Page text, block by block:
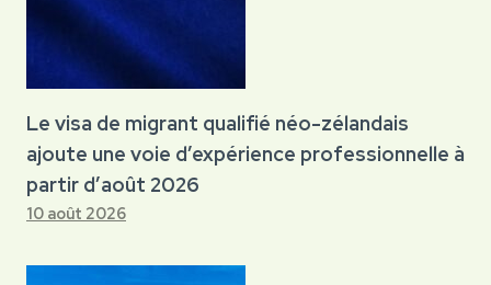
Le visa de migrant qualifié néo-zélandais
ajoute une voie d’expérience professionnelle à
partir d’août 2026
10 août 2026